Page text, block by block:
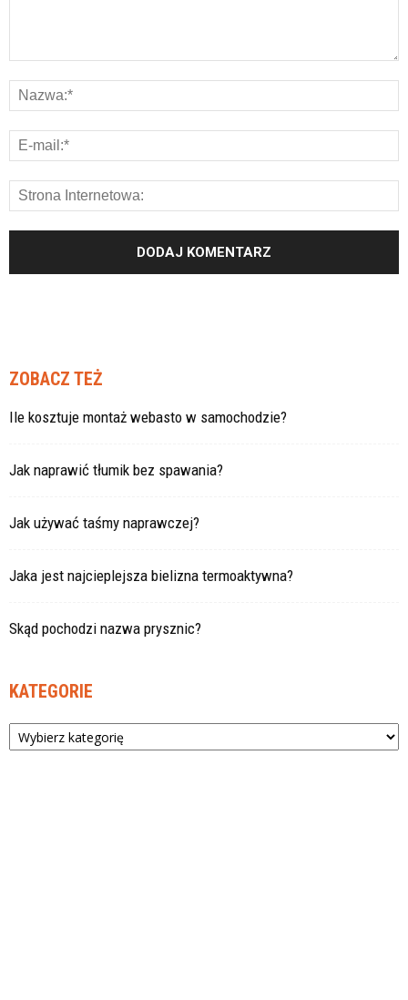
ZOBACZ TEŻ
Ile kosztuje montaż webasto w samochodzie?
Jak naprawić tłumik bez spawania?
Jak używać taśmy naprawczej?
Jaka jest najcieplejsza bielizna termoaktywna?
Skąd pochodzi nazwa prysznic?
KATEGORIE
Kategorie